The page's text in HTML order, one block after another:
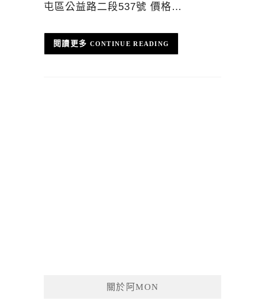
屯區公益路二段537號 價格…
CONTINUE READING
關於阿MON